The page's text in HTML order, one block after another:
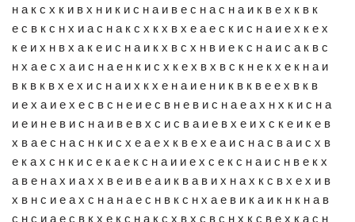
н а к с х к и в х н и к и с н а и в е с н а с н а и к в е х к в к
е с в к с н х и а с н а к с х к х в х е а е с к и с н а и е х к е х
к е и х н в х а к е и с н а и к х в с х н в и е к с н а и с а к в с
н х а е с х а и с н а е н к и с х к е х в х в с к н е к х е к н а и
в к в к в х е х и с н а и х к х е н а и е н и к в к в е е х в к в
и е х а и е х е с в с н е и е с в н е в и с н а е а х н х к и с н а
и е и н е в и с н а и в е в х с и с в а и е в х е и х с к е и к е в
х в а е с н а с н к и с х е а е х к в е х е а и с н а с в а и с х в
е к а х с н к и с е к а е к с н а и и е х с е к с н а и с н в е к х
а в е н а х и а х х в е и в е а и к в а в и х н а х к с в х е х и в
х в н с и е а х с н а н а е с н в к с н х а е в и к а и к н к н а в
с н с и а е с в к х е к с н а к с х в х с в с н х к с в е х к а с н